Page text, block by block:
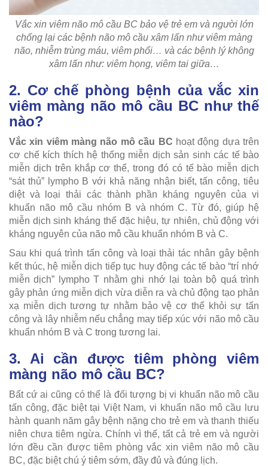
Vắc xin viêm não mô cầu BC bảo vệ trẻ em và người lớn
chống lại các bệnh não mô cầu xâm lấn như viêm màng
não, nhiễm trùng máu, viêm phổi… và các bệnh lý không
xâm lấn như: viêm họng, viêm tai giữa…
2. Cơ chế phòng bệnh của vắc xin
viêm màng não mô cầu BC như thế
nào?
Vắc xin viêm màng não mô cầu BC hoạt động dựa trên
cơ chế kích thích hệ thống miễn dịch sản sinh các tế bào
miễn dịch trên khắp cơ thể, trong đó có tế bào miễn dịch
“sát thủ” lympho B với khả năng nhận biết, tấn công, tiêu
diệt và loại thải các thành phần kháng nguyên của vi
khuẩn não mô cầu nhóm B và nhóm C. Từ đó, giúp hệ
miễn dịch sinh kháng thể đặc hiệu, tự nhiên, chủ động với
kháng nguyên của não mô cầu khuẩn nhóm B và C.
Sau khi quá trình tấn công và loại thải tác nhân gây bệnh
kết thúc, hệ miễn dịch tiếp tục huy động các tế bào “trí nhớ
miễn dịch” lympho T nhằm ghi nhớ lại toàn bộ quá trình
gây phản ứng miễn dịch vừa diễn ra và chủ động tạo phản
xạ miễn dịch tương tự nhằm bảo vệ cơ thể khỏi sự tấn
công và lây nhiễm nếu chẳng may tiếp xúc với não mô cầu
khuẩn nhóm B và C trong tương lai.
3. Ai cần được tiêm phòng viêm
màng não mô cầu BC?
Bất cứ ai cũng có thể là đối tượng bị vi khuẩn não mô cầu
tấn công, đặc biệt tại Việt Nam, vi khuẩn não mô cầu lưu
hành quanh năm gây bệnh nặng cho trẻ em và thanh thiếu
niên chưa tiêm ngừa. Chính vì thế, tất cả trẻ em và người
lớn đều cần được tiêm phòng vắc xin viêm não mô cầu
BC, đặc biệt chú ý tiêm sớm, đầy đủ và đúng lịch.